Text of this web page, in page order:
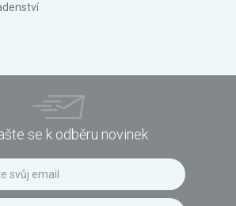
se k odběru novinek